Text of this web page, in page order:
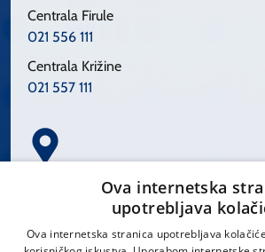
Centrala Firule
021 556 111
Centrala Križine
021 557 111
Spinčićeva 1, 21000 Split
Ova internetska
upotrebljava
Ova internetska stranica upotrebljava